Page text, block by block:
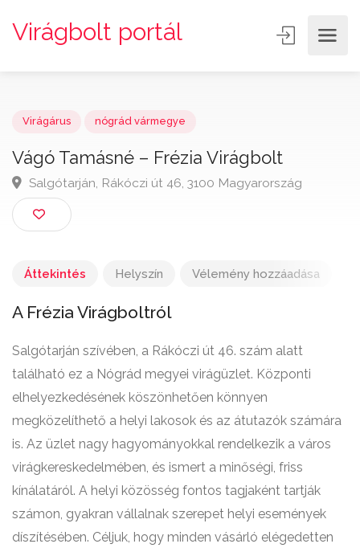
Virágbolt portál
Vágó Tamásné – Frézia Virágbolt
Salgótarján, Rákóczi út 46, 3100 Magyarország
Áttekintés Helyszín Vélemény hozzáadása
A Frézia Virágboltról
Salgótarján szívében, a Rákóczi út 46. szám alatt
található ez a Nógrád megyei virágüzlet. Központi
elhelyezkedésének köszönhetően könnyen
megközelíthető a helyi lakosok és az átutazók számára
is. Az üzlet nagy hagyományokkal rendelkezik a város
virágkereskedelmében, és ismert a minőségi, friss
kínálatáról. A helyi közösség fontos tagjaként tartják
számon, gyakran vállalnak szerepet helyi események
díszítésében. Céljuk, hogy minden vásárló elégedetten